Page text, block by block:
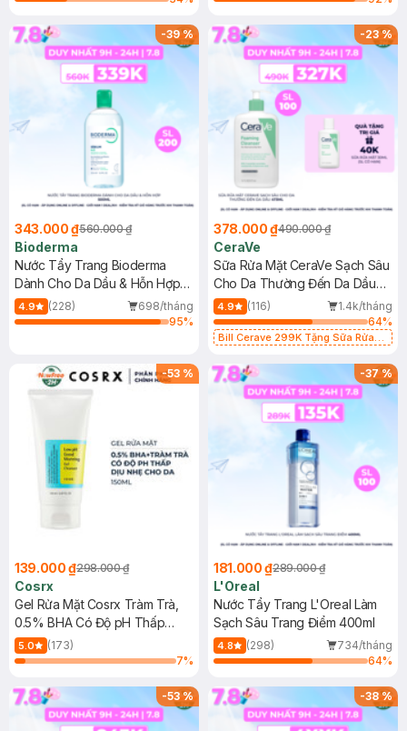
-39%
343.000 ₫560.000 ₫
Bioderma
Nước Tẩy Trang Bioderma
Dành Cho Da Dầu & Hỗn Hợp
500ml
4.9 (228)
698/tháng
95%
-23%
378.000 ₫490.000 ₫
CeraVe
Sữa Rửa Mặt CeraVe Sạch Sâu
Cho Da Thường Đến Da Dầu
473ml
4.9 (116)
1.4k/tháng
64%
Bill Cerave 299K Tặng Sữa Rửa
-53 %
139.000 ₫298.000 ₫
Cosrx
Gel Rửa Mặt Cosrx Tràm Trà,
0.5% BHA Có Độ pH Thấp
150ml
5.0
(173)
7%
-37%
181.000 ₫289.000 ₫
L'Oreal
Nước Tẩy Trang L'Oreal Làm
Sạch Sâu Trang Điểm 400ml
4.8 (298)
734/tháng
64%
-53% -38%